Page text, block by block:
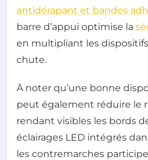
antidérapant et bandes
barre d’appui optimise la
en multipliant les
chute.
À noter qu’une bonne
peut également réduire le
rendant visibles les bords
éclairages LED intégrés
les contremarches